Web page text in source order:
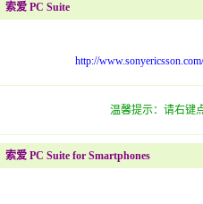
索爱 PC Suite
http://
温馨提示：请右键
索爱 PC Suite for Smartphones